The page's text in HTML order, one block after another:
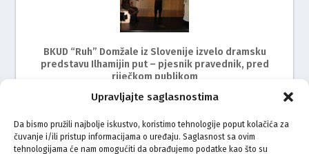
Upravljajte saglasnostima
Da bismo pružili najbolje iskustvo, koristimo tehnologije poput kolačića za
čuvanje i/ili pristup informacijama o uređaju. Saglasnost sa ovim
tehnologijama će nam omogućiti da obrađujemo podatke kao što su
BKUD “Ruh” Domžale iz Slovenije izvelo dramsku
predstavu Ilhamijin put – pjesnik pravednik, pred
riječkom publikom